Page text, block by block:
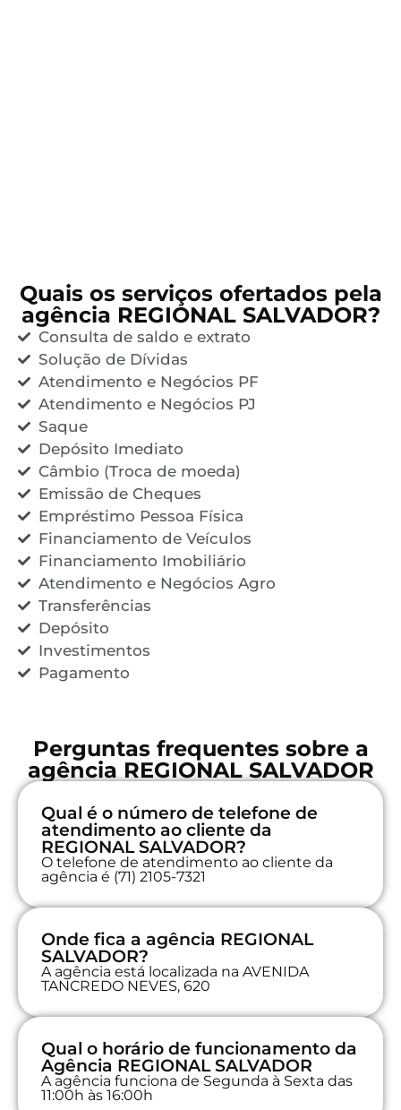
Quais os serviços ofertados pela
agência REGIONAL SALVADOR?
Consulta de saldo e extrato
Solução de Dívidas
Atendimento e Negócios PF
Atendimento e Negócios PJ
Saque
Depósito Imediato
Câmbio (Troca de moeda)
Emissão de Cheques
Empréstimo Pessoa Física
Financiamento de Veículos
Financiamento Imobiliário
Atendimento e Negócios Agro
Transferências
Depósito
Investimentos
Pagamento
Perguntas frequentes sobre a
agência REGIONAL SALVADOR
Qual é o número de telefone de
atendimento ao cliente da
REGIONAL SALVADOR?
O telefone de atendimento ao cliente da
agência é (71) 2105-7321
Onde fica a agência REGIONAL
SALVADOR?
A agência está localizada na AVENIDA
TANCREDO NEVES, 620
Qual o horário de funcionamento da
Agência REGIONAL SALVADOR
A agência funciona de Segunda à Sexta das
11:00h às 16:00h